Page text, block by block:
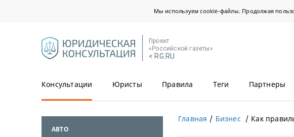
Мы используем cookie-файлы. Продолжая
Проект
«Российской газеты»
< RG.RU
Консультации Юристы Правила Теги Партнеры
АВТО
Главная Бизнес Как